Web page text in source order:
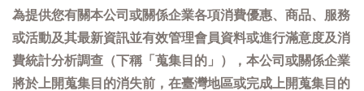
為提供您有關本公司或關係企業各項消費優惠、商品、服務
或活動及其最新資訊並有效管理會員資料或進行滿意度及消
費統計分析調查（下稱「蒐集目的」），本公司或關係企業
將於上開蒐集目的消失前，在臺灣地區或完成上開蒐集目的